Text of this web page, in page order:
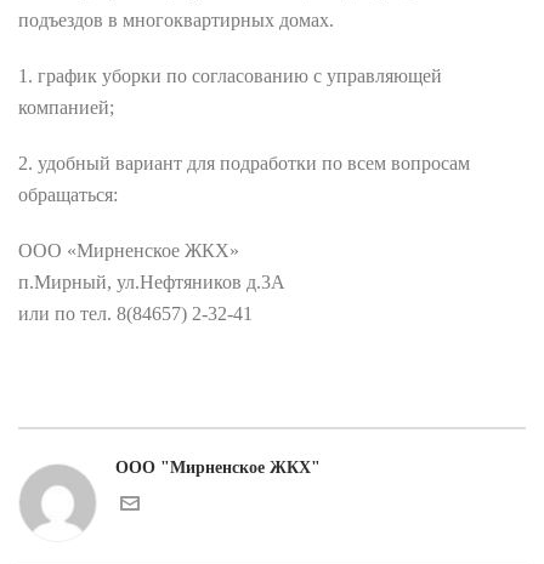
подъездов в многоквартирных домах.
1. график уборки по согласованию с управляющей
компанией;
2. удобный вариант для подработки по всем вопросам
обращаться:
ООО «Мирненское ЖКХ»
п.Мирный, ул.Нефтяников д.3А
или по тел. 8(84657) 2-32-41
ООО "Мирненское ЖКХ"